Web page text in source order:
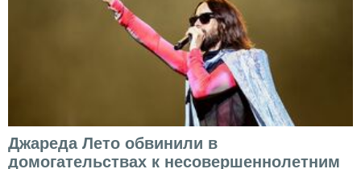
Джареда Лето обвинили в
домогательствах к несовершеннолетним